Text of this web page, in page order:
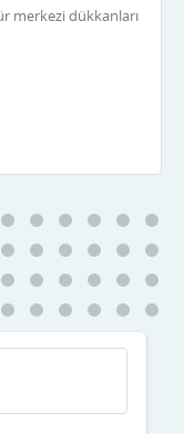
merkezi dükkanları